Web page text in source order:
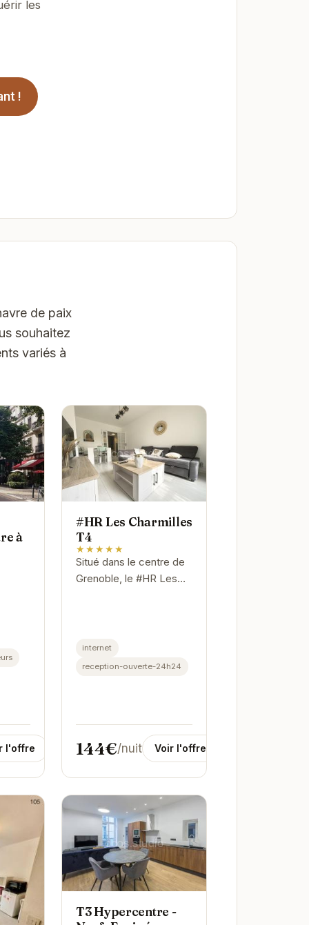
les
!
de paix
souhaitez
variés à
à
l'offre
#HR Les Charmilles
T4
★★★★★
Situé dans le centre de
Grenoble, le #HR Les
confort et de
commodité. Avec un...
internet
reception-ouverte-24h24
144€/nuit Voir l'offre
T3 Hypercentre -